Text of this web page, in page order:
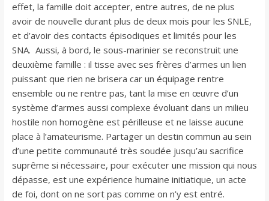
effet, la famille doit accepter, entre autres, de ne plus
avoir de nouvelle durant plus de deux mois pour les SNLE,
et d’avoir des contacts épisodiques et limités pour les
SNA. Aussi, à bord, le sous-marinier se reconstruit une
deuxième famille : il tisse avec ses frères d’armes un lien
puissant que rien ne brisera car un équipage rentre
ensemble ou ne rentre pas, tant la mise en œuvre d’un
système d’armes aussi complexe évoluant dans un milieu
hostile non homogène est périlleuse et ne laisse aucune
place à l’amateurisme. Partager un destin commun au sein
d’une petite communauté très soudée jusqu’au sacrifice
suprême si nécessaire, pour exécuter une mission qui nous
dépasse, est une expérience humaine initiatique, un acte
de foi, dont on ne sort pas comme on n’y est entré.